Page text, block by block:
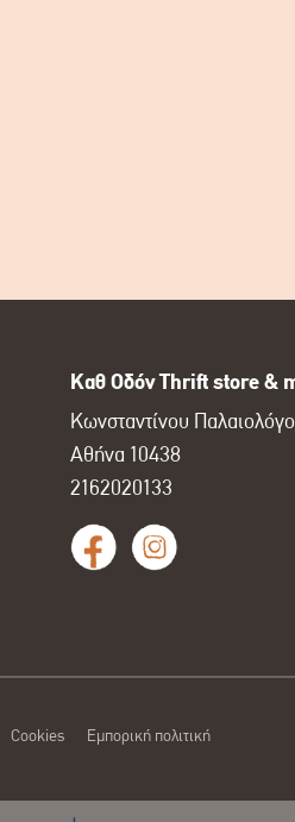
Καθ Οδόν Thrift store &
Κωνσταντίνου
Αθήνα 10438
2162020133
Cookies Εμπορική πολιτική